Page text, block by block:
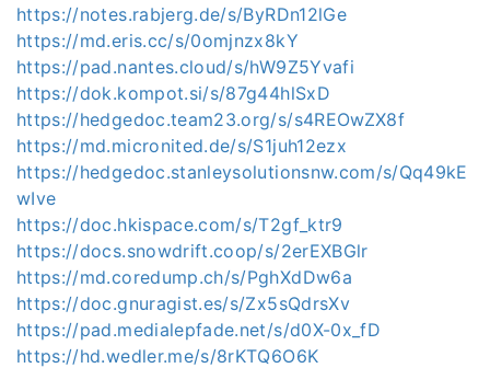
https://notes.rabjerg.de/s/ByRDn12lGe
https://md.eris.cc/s/0omjnzx8kY
https://pad.nantes.cloud/s/hW9Z5Yvafi
https://dok.kompot.si/s/87g44hlSxD
https://hedgedoc.team23.org/s/s4REOwZX8f
https://md.micronited.de/s/S1juh12ezx
https://hedgedoc.stanleysolutionsnw.com/s/Qq49kE
wIve
https://doc.hkispace.com/s/T2gf_ktr9
https://docs.snowdrift.coop/s/2erEXBGlr
https://md.coredump.ch/s/PghXdDw6a
https://doc.gnuragist.es/s/Zx5sQdrsXv
https://pad.medialepfade.net/s/d0X-0x_fD
https://hd.wedler.me/s/8rKTQ6O6K